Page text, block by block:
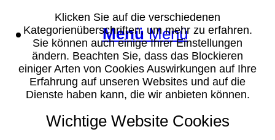
Menü Menü
Klicken Sie auf die verschiedenen
Kategorienüberschriften, um mehr zu erfahren.
Sie können auch einige Ihrer Einstellungen
ändern. Beachten Sie, dass das Blockieren
einiger Arten von Cookies Auswirkungen auf Ihre
Erfahrung auf unseren Websites und auf die
Dienste haben kann, die wir anbieten können.
Wichtige Website Cookies